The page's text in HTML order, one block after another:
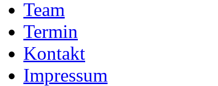
Team
Termin
Kontakt
Impressum